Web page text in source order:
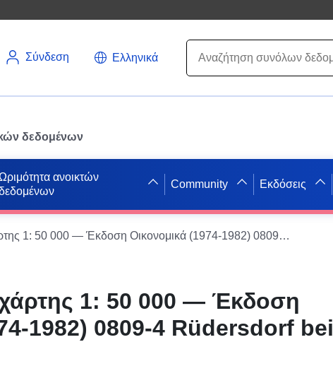
Σύνδεση Ελληνικά
δεδομένων
Ωριμότητα ανοικτών
Community Εκδόσεις
Τοπογραφικός χάρτης 1: 50 000 — Έκδοση Οικονομικά (1974-1982) 0809-4 Rüdersdorf bei Berlin
1: 50 000 — Έκδοση
1982) 0809-4 Rüdersdorf bei